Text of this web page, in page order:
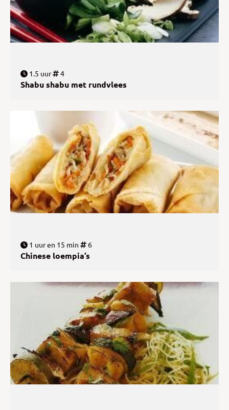
1.5 uur 4
Shabu shabu met rundvlees
1 uur en 15 min 6
Chinese loempia’s